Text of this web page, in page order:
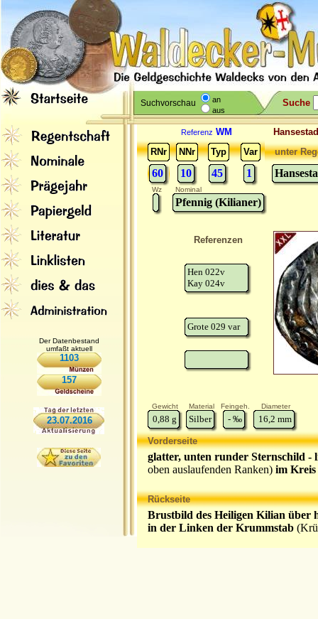
Suchvorschau
an
aus
Suche
Der Datenbestand
umfaßt aktuell
1103
157
23.07.2016
Referenz WM
RNr
NNr Typ Var
60 10 45 1
unter
Wz Nominal
Pfennig (Kilianer)
Referenzen
Hen 022v
Kay 024v
Grote 029 var
Gewicht Material Feingeh. Diameter
0,88 g Silber - ‰ 16,2 mm
Vorderseite
glatter, unten runder Sternschild
oben auslaufenden Ranken) im Kreis
Rückseite
Brustbild des Heiligen Kilian über
in der Linken der Krummstab